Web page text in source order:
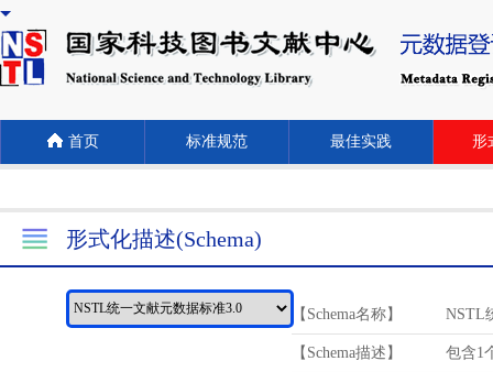
首页 标准规范 最佳实践 形
形式化描述(Schema)
【Schema名称】 NSTL
【Schema描述】 包含1